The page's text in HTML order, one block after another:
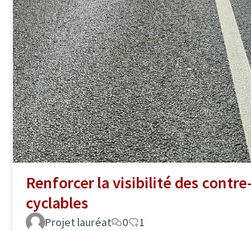
Renforcer la visibilité des
cyclables
Projet lauréat 0 1